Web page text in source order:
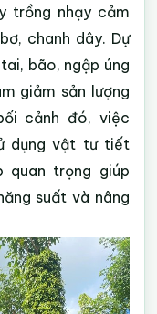
trồng nhạy cảm
chanh dây. Dự
bão, ngập úng
giảm sản lượng
cảnh đó, việc
dụng vật tư tiết
quan trọng giúp
suất và nâng